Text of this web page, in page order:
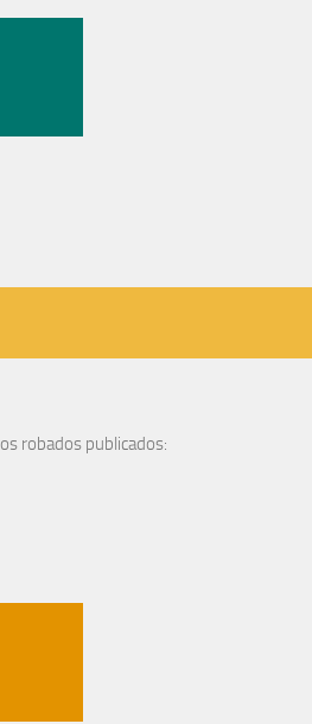
robados publicados: